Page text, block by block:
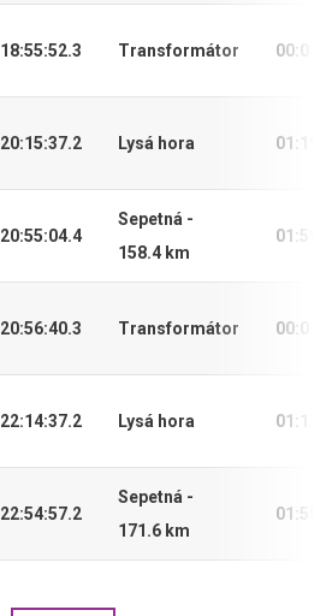
18:55:52.3 Transformátor
20:15:37.2 Lysá hora
20:55:04.4
Sepetná -
158.4 km
20:56:40.3 Transformátor
22:14:37.2 Lysá hora
22:54:57.2
Sepetná -
171.6 km